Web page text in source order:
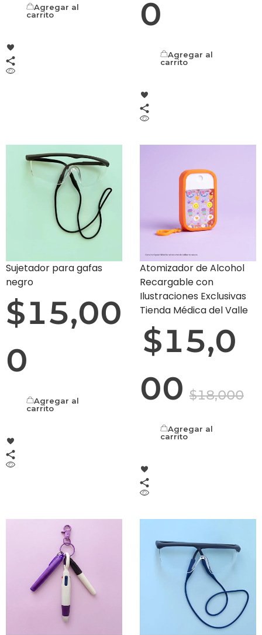
Agregar al
carrito
0
Agregar al
carrito
Sujetador para gafas
negro
$15,00
0
Agregar al
carrito
Atomizador de Alcohol
Recargable con
Ilustraciones Exclusivas
Tienda Médica del Valle
$15,0
00 $18,000
Agregar al
carrito